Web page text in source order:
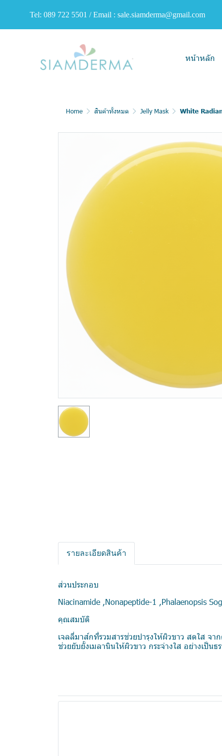
Tel: 089 722 5501 / Email : sale.siamderma@gmail.com
หน้าหลัก
Home สินค้าทั้งหมด Jelly Mask White
รายละเอียดสินค้า
ส่วนประกอบ
Niacinamide ,Nonapeptide-1 ,Phalaenopsis
คุณสมบัติ
เจลลี่มาส์กที่รวมสารช่วยบำรุงให้ผิวขาว สดใส จ
ช่วยยับยั้งเมลานินให้ผิวขาว กระจ่างใส อย่างเป็นธ